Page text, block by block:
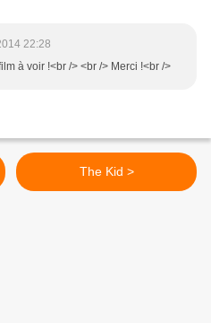
22:28
à voir !<br /> <br /> Merci !<br />
The Kid >